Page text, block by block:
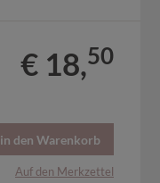
€ 18,50
in den Warenkorb
Auf den Merkzettel